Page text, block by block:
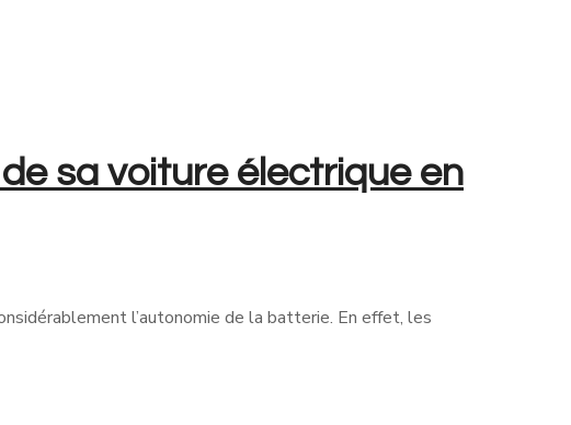
sa voiture électrique en
l’autonomie de la batterie. En effet, les